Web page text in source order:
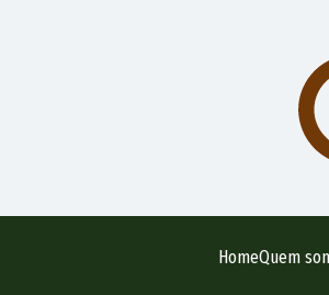
HomeQuem